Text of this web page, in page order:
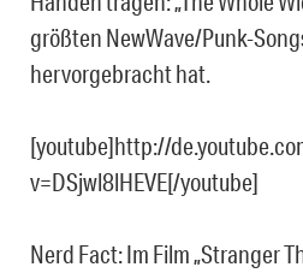
größten NewWave/Punk-
hervorgebracht hat.
[youtube]http://
v=DSjwl8lHEVE[/youtube]
Nerd Fact: Im Film „Stranger